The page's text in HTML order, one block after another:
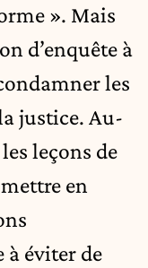
». Mais
d’enquête à
les
justice. Au-
leçons de
en
à éviter de